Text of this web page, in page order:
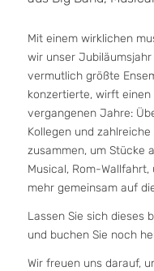
Mit einem wirklichen
wir unser Jubiläumsjahr
vermutlich größte
konzertierte, wirft
vergangenen Jahre:
Kollegen und
zusammen, um Stücke
Musical, Rom-
mehr gemeinsam auf
Lassen Sie sich dieses
und buchen Sie noch
Wir freuen uns darauf,